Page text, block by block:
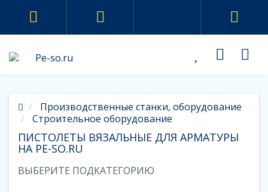
Производственные станки, оборудование
Строительное оборудование
ПИСТОЛЕТЫ ВЯЗАЛЬНЫЕ ДЛЯ АРМАТУРЫ
НА PE-SO.RU
ВЫБЕРИТЕ ПОДКАТЕГОРИЮ